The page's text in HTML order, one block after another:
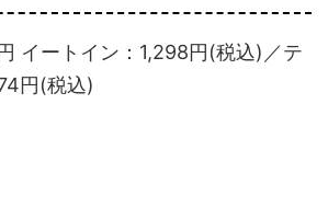
イートイン：1,298円(税込)／テ
円(税込)